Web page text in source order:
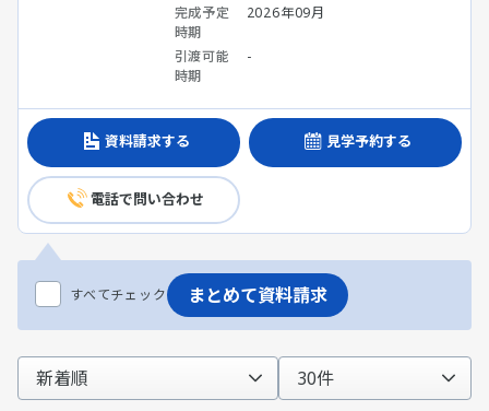
完成予定
時期
2026年09月
引渡可能
時期
-
資料請求する 見学予約する
電話で問い合わせ
すべてチェック まとめて資料請求